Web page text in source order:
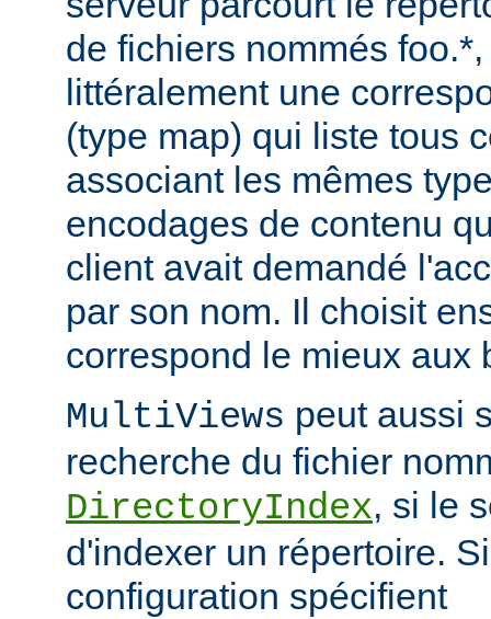
de fichiers nommés
littéralement une
(type map) qui liste tous
associant les mêmes
encodages de contenu
client avait demandé
par son nom. Il choisit
correspond le mieux aux
MultiViews peut aussi
recherche du fichier
DirectoryIndex, si le
d'indexer un répertoire.
configuration spécifient